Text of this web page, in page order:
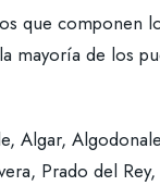
que componen
mayoría de los
Algar,
Prado del